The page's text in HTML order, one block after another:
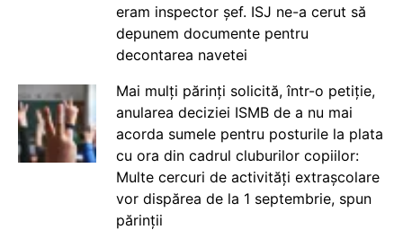
eram inspector șef. ISJ ne-a cerut să
depunem documente pentru
decontarea navetei
Mai mulți părinți solicită, într-o petiție,
anularea deciziei ISMB de a nu mai
acorda sumele pentru posturile la plata
cu ora din cadrul cluburilor copiilor:
Multe cercuri de activități extrașcolare
vor dispărea de la 1 septembrie, spun
părinții